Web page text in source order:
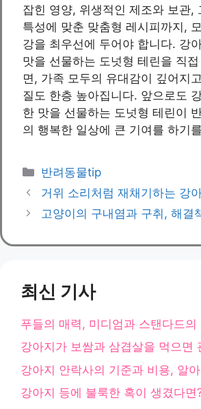
잡힌 영양, 위생적인 제조와 보관,
특성에 맞춘 맞춤형 레시피까지,
강을 최우선에 두어야 합니다. 강
맛을 선물하는 도넛형 테린을 직
면, 가족 모두의 유대감이 깊어지
질도 한층 높아집니다. 앞으로도
한 맛을 선물하는 도넛형 테린이
의 행복한 일상에 큰 기여를 하기
카
테
고
리
반려동물tip
거위 소리처럼 재채기하는 강
고양이의 구내염과 구취, 해결
최신 기사
푸들의 매력, 미디엄과 스탠다드의
강아지가 보쌈과 삼겹살을 먹으면
강아지 안락사의 기준과 비용, 알
강아지 등에 불룩한 혹이 생겼다면